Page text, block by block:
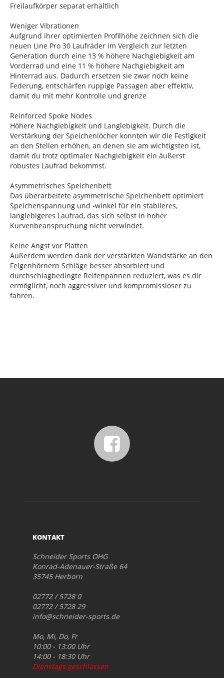
Freilaufkörper separat erhältlich
Weniger Vibrationen
Aufgrund ihrer optimierten Profilhöhe zeichnen sich die
neuen Line Pro 30 Laufräder im Vergleich zur letzten
Generation durch eine 13 % höhere Nachgiebigkeit am
Vorderrad und eine 11 % höhere Nachgiebigkeit am
Hinterrad aus. Dadurch ersetzen sie zwar noch keine
Federung, entschärfen ruppige Passagen aber effektiv,
damit du mit mehr Kontrolle und grenze
Reinforced Spoke Nodes
Höhere Nachgiebigkeit und Langlebigkeit. Durch die
Verstärkung der Speichenlöcher konnten wir die Festigkeit
an den Stellen erhöhen, an denen sie am wichtigsten ist,
damit du trotz optimaler Nachgiebigkeit ein äußerst
robustes Laufrad bekommst.
Asymmetrisches Speichenbett
Das überarbeitete asymmetrische Speichenbett optimiert
Speichenspannung und -winkel für ein stabileres,
langlebigeres Laufrad, das sich selbst in hoher
Kurvenbeanspruchung nicht verwindet.
Keine Angst vor Platten
Außerdem werden dank der verstärkten Wandstärke an den
Felgenhörnern Schläge besser absorbiert und
durchschlagbedingte Reifenpannen reduziert, was es dir
ermöglicht, noch aggressiver und kompromissloser zu
fahren.
KONTAKT
Schneider Sports OHG
Konrad-Adenauer-Straße 64
35745 Herborn
02772 / 5728 0
02772 / 5728 29
info@schneider-sports.de
Mo, Mi, Do, Fr
10:00 - 13:00 Uhr
14:00 - 18:30 Uhr
Dienstags geschlossen